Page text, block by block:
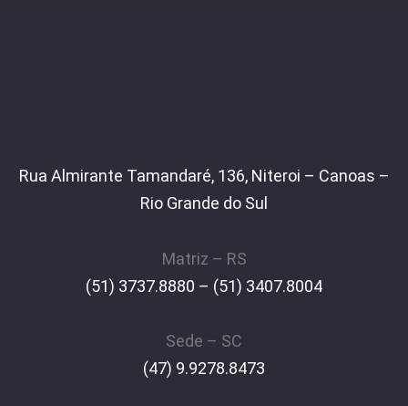
Rua Almirante Tamandaré, 136, Niteroi – Canoas –
Rio Grande do Sul
Matriz – RS
(51) 3737.8880 – (51) 3407.8004
Sede – SC
(47) 9.9278.8473